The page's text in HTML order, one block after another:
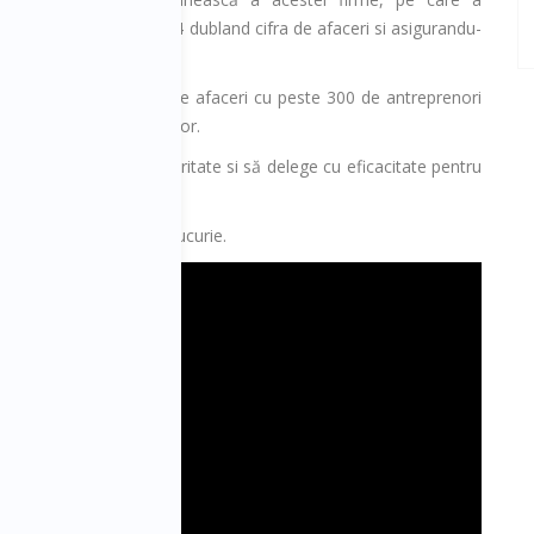
în septembrie 2014 dubland cifra de afaceri si asigurandu-
și mentoring de afaceri cu peste 300 de antreprenori
echipelor lor.
ca ei să obțină claritate si să delege cu eficacitate pentru
rezultate, bucurie.